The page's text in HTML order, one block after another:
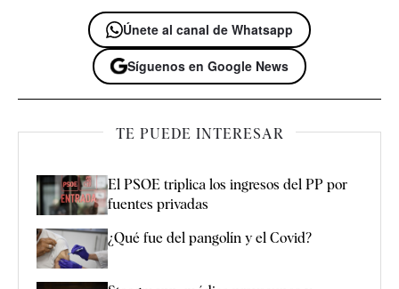
Únete al canal de Whatsapp
Síguenos en Google News
TE PUEDE INTERESAR
El PSOE triplica los ingresos del PP por
fuentes privadas
¿Qué fue del pangolín y el Covid?